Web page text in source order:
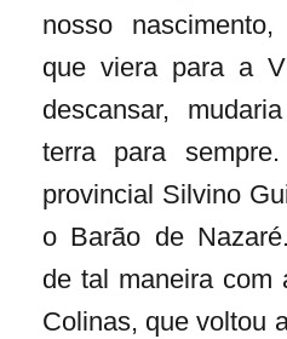
nosso
que viera para a
descansar,
terra para
provincial Silvino
o Barão de
de tal maneira com
Colinas, que voltou